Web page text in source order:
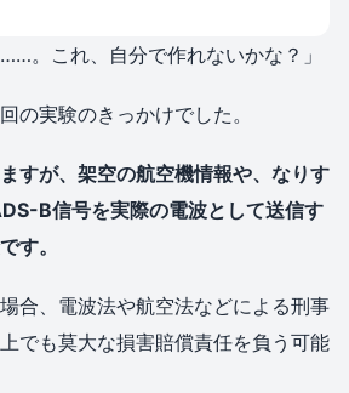
。これ、自分で作れないかな？」
の実験のきっかけでした。
すが、架空の航空機情報や、なりす
B信号を実際の電波として送信す
す。
合、電波法や航空法などによる刑事
でも莫大な損害賠償責任を負う可能